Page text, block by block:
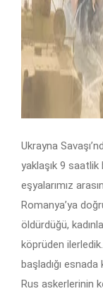
Ukrayna
yaklaşık 9 saatlik
eşyalarımız
Romanya’ya
öldürdüğü,
köprüden
başladığı
Rus askerlerinin